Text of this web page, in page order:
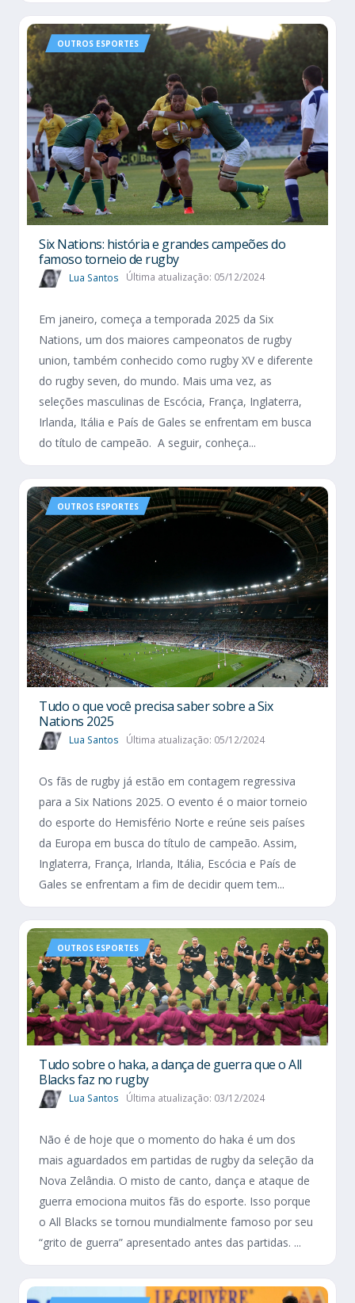
OUTROS ESPORTES
Six Nations​: história e grandes campeões do
famoso torneio de rugby
Lua Santos Última atualização: 05/12/2024
Em janeiro, começa a temporada 2025 da Six
Nations, um dos maiores campeonatos de rugby
union, também conhecido como rugby XV e diferente
do rugby seven, do mundo. Mais uma vez, as
seleções masculinas de Escócia, França, Inglaterra,
Irlanda, Itália e País de Gales se enfrentam em busca
do título de campeão. A seguir, conheça...
OUTROS ESPORTES
Tudo o que você precisa saber sobre a Six
Nations 2025​
Lua Santos Última atualização: 05/12/2024
Os fãs de rugby já estão em contagem regressiva
para a Six Nations 2025. O evento é o maior torneio
do esporte do Hemisfério Norte e reúne seis países
da Europa em busca do título de campeão. Assim,
Inglaterra, França, Irlanda, Itália, Escócia e País de
Gales se enfrentam a fim de decidir quem tem...
OUTROS ESPORTES
Tudo sobre o haka, a dança de guerra que o All
Blacks faz no rugby
Lua Santos Última atualização: 03/12/2024
Não é de hoje que o momento do haka é um dos
mais aguardados em partidas de rugby da seleção da
Nova Zelândia. O misto de canto, dança e ataque de
guerra emociona muitos fãs do esporte. Isso porque
o All Blacks se tornou mundialmente famoso por seu
“grito de guerra” apresentado antes das partidas. ...